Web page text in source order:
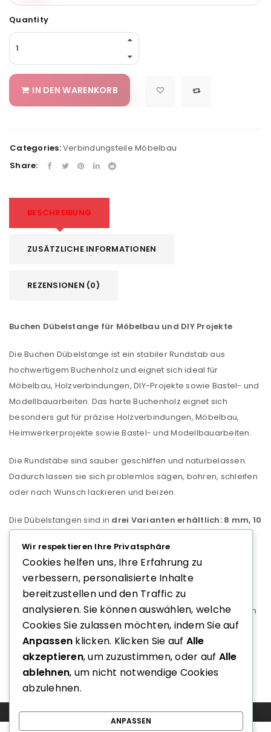
Quantity
IN DEN WARENKORB
Categories:Verbindungsteile Möbelbau
Share:
BESCHREIBUNG
ZUSÄTZLICHE INFORMATIONEN
REZENSIONEN (0)
Buchen Dübelstange für Möbelbau und DIY Projekte
Die Buchen Dübelstange ist ein stabiler Rundstab aus
hochwertigem Buchenholz und eignet sich ideal für
Möbelbau, Holzverbindungen, DIY-Projekte sowie Bastel- und
Modellbauarbeiten. Das harte Buchenholz eignet sich
besonders gut für präzise Holzverbindungen, Möbelbau,
Heimwerkerprojekte sowie Bastel- und Modellbauarbeiten.
Die Rundstäbe sind sauber geschliffen und naturbelassen.
Dadurch lassen sie sich problemlos sägen, bohren, schleifen
oder nach Wunsch lackieren und beizen.
Die Dübelstangen sind in drei Varianten erhältlich: 8 mm, 10
unterschiedliche Anwendungen und Holzverbindungen
optimal eignen.
Durch die hohe Stabilität von Buchenholz sind diese
Rundstäbe sowohl für professionelle Anwendungen als auch
für DIY-Projekte ideal geeignet.
Da es sich um ein Naturprodukt aus Holz handelt, können
leichte Unterschiede in Farbe und Maserung auftreten.
Wir respektieren Ihre Privatsphäre
Cookies helfen uns, Ihre Erfahrung zu
verbessern, personalisierte Inhalte
bereitzustellen und den Traffic zu
analysieren. Sie können auswählen, welche
Cookies Sie zulassen möchten, indem Sie auf
Anpassen klicken. Klicken Sie auf Alle
akzeptieren, um zuzustimmen, oder auf Alle
ablehnen, um nicht notwendige Cookies
abzulehnen.
ANPASSEN
COMPARE(0)